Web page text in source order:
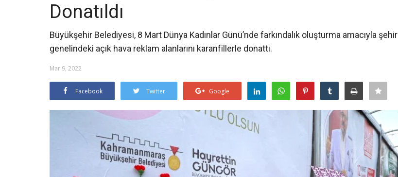
Donatıldı
Büyükşehir Belediyesi, 8 Mart Dünya Kadınlar Günü’nde farkındalık oluşturma amacıyla şehir
genelindeki açık hava reklam alanlarını karanfillerle donattı.
Mar 9, 2022
Facebook Twitter Google